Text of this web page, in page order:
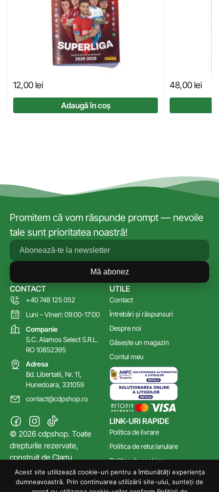
12,00 lei
Adaugă în coș
48,00 lei
Promitem că vom răspunde prompt — nevoile
tale sunt prioritatea noastră!
Mă abonez
LINK-URI RAPIDE
Politica de livrare
Politica de retur/anulare
Politica de cookies
Poltica de confidențialitate
Termeni și Condiții
UTILE
Contact
Întrebări și răspunsuri
Despre noi
Găsește un magazin
Contul meu
CONTACT
+40 748 125 052
Luni – Vineri: 09:00-17:00
Companie
S.C. Alamos Select S.R.L.
RO 10852395
Adresa
Bd. Libertatii, Nr. 11,
Hunedoara, 331059
contact@cdpshop.ro
© 2026 cdpshop. Toate
drepturile rezervate,
construit deClarru
Acest site utilizează cookie-uri pentru a îmbunătăți experiența
dumneavoastră. Prin continuarea utilizării site-ului, sunteți de